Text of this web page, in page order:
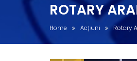
ROTARY
Home Acțiuni Rotary